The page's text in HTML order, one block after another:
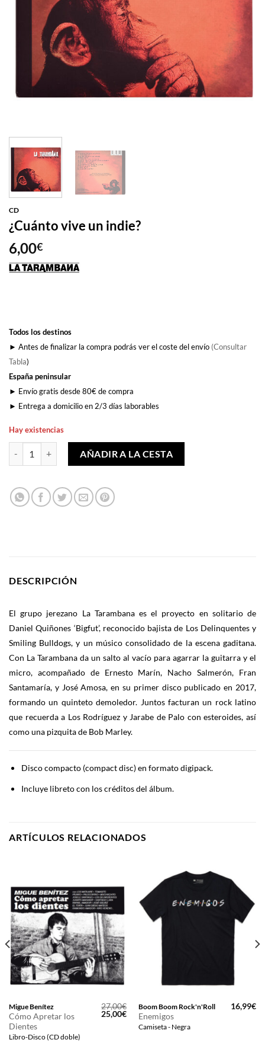
CD
¿Cuánto vive un indie?
6,00€
Todos los destinos
► Antes de finalizar la compra podrás ver el coste del envío (Consultar
Tabla)
España peninsular
► Envío gratis desde 80€ de compra
► Entrega a domicilio en 2/3 días laborables
Hay existencias
¿Cuánto vive un indie? cantidadAÑADIR A LA CESTA
DESCRIPCIÓN
El grupo jerezano La Tarambana es el proyecto en solitario de
Daniel Quiñones ‘Bigfut’, reconocido bajista de Los Delinquentes y
Smiling Bulldogs, y un músico consolidado de la escena gaditana.
Con La Tarambana da un salto al vacío para agarrar la guitarra y el
micro, acompañado de Ernesto Marín, Nacho Salmerón, Fran
Santamaría, y José Amosa, en su primer disco publicado en 2017,
formando un quinteto demoledor. Juntos facturan un rock latino
que recuerda a Los Rodríguez y Jarabe de Palo con esteroides, así
como una pizquita de Bob Marley.
Disco compacto (compact disc) en formato digipack.
Incluye libreto con los créditos del álbum.
ARTÍCULOS RELACIONADOS
Migue Benítez
Cómo Apretar los
Dientes
Libro-Disco (CD doble)
27,00€
El
precio
25,00€El
precio
actual
Boom Boom Rock'n'Roll
Enemigos
Camiseta - Negra
16,99€